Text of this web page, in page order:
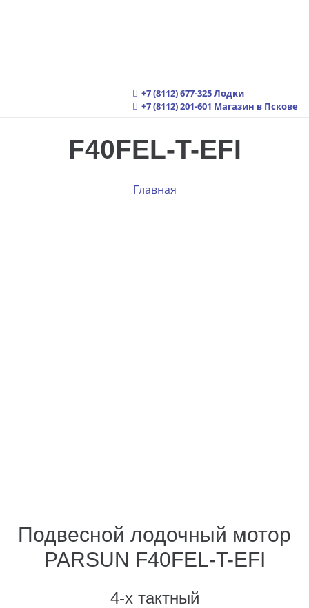
+7 (8112) 677-325Лодки
+7 (8112) 201-601 Магазин в Пскове
F40FEL-T-EFI
Главная
Подвесной лодочный мотор
PARSUN F40FEL-T-EFI
4-х тактный